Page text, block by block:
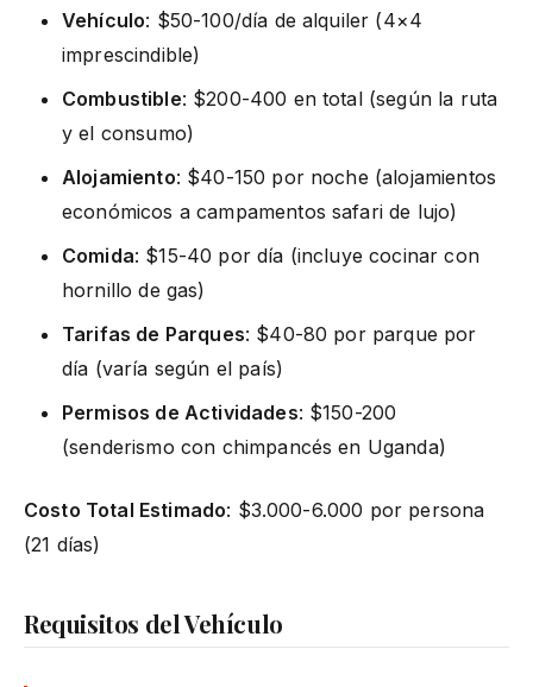
Vehículo: $50-100/día de alquiler (4×4
imprescindible)
Combustible: $200-400 en total (según la ruta
y el consumo)
Alojamiento: $40-150 por noche (alojamientos
económicos a campamentos safari de lujo)
Comida: $15-40 por día (incluye cocinar con
hornillo de gas)
Tarifas de Parques: $40-80 por parque por
día (varía según el país)
Permisos de Actividades: $150-200
(senderismo con chimpancés en Uganda)
Costo Total Estimado: $3.000-6.000 por persona
(21 días)
Requisitos del Vehículo